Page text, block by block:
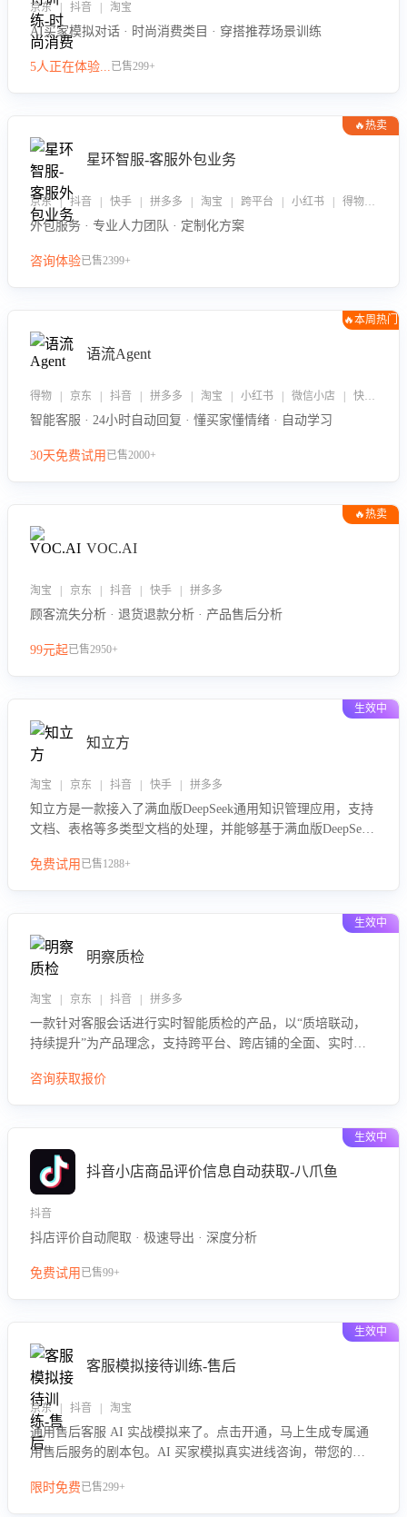
京东 | 抖音 | 淘宝
AI买家模拟对话 · 时尚消费类目 · 穿搭推荐场景训练
5人正在体验...已售299+
🔥热卖
星环智服-客服外包业务
京东 | 抖音 | 快手 | 拼多多 | 淘宝 | 跨平台 | 小红书 | 得物 | 企业微信
外包服务 · 专业人力团队 · 定制化方案
咨询体验已售2399+
🔥本周热门
语流Agent
得物 | 京东 | 抖音 | 拼多多 | 淘宝 | 小红书 | 微信小店 | 快手 | 唯品会
智能客服 · 24小时自动回复 · 懂买家懂情绪 · 自动学习
30天免费试用 已售2000+
🔥热卖
VOC.AI
淘宝 | 京东 | 抖音 | 快手 | 拼多多
顾客流失分析 · 退货退款分析 · 产品售后分析
99元起已售2950+
生效中
知立方
淘宝 | 京东 | 抖音 | 快手 | 拼多多
知立方是一款接入了满血版DeepSeek通用知识管理应用，支持
文档、表格等多类型文档的处理，并能够基于满血版DeepSeek
助用户高效管理和利用知识资源。通过该产品，用户可以轻松
免费试用 已售1288+
生效中
明察质检
淘宝 | 京东 | 抖音 | 拼多多
一款针对客服会话进行实时智能质检的产品，以“质培联动，
持续提升”为产品理念，支持跨平台、跨店铺的全面、实时、
队的销服能力。
咨询获取报价
生效中
抖音小店商品评价信息自动获取-八爪鱼
抖音
抖店评价自动爬取 · 极速导出 · 深度分析
免费试用 已售99+
生效中
客服模拟接待训练-售后
京东 | 抖音 | 淘宝
通用售后客服 AI 实战模拟来了。点击开通，马上生成专属通
用售后服务的剧本包。AI 买家模拟真实进线咨询，带您的客
要点，轻松提升服务能力。
限时免费已售299+